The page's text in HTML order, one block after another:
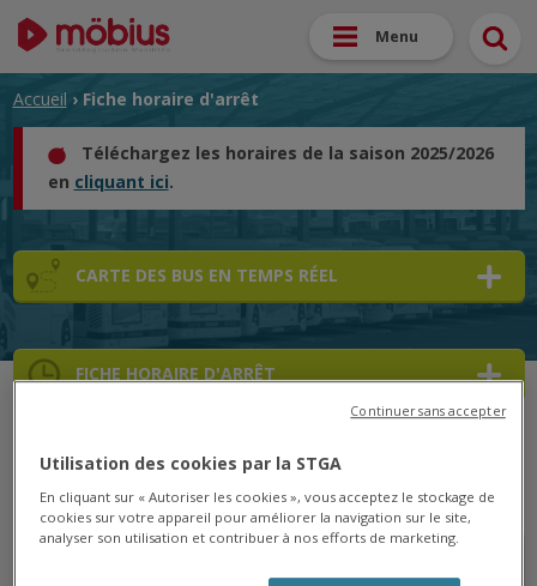
Menu
Accueil › Fiche horaire d'arrêt
Téléchargez les horaires de la saison 2025/2026
en cliquant ici.
CARTE DES BUS EN TEMPS RÉEL
FICHE HORAIRE D'ARRÊT
➜
➜
Utilisation des cookies par la STGA
En cliquant sur « Autoriser les cookies », vous acceptez le stockage de
cookies sur votre appareil pour améliorer la navigation sur le site,
analyser son utilisation et contribuer à nos efforts de marketing.
Continuer sans accepter